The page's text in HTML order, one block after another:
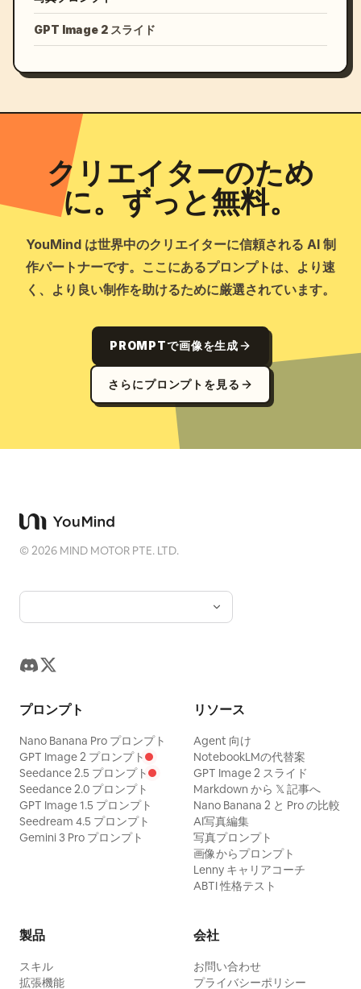
GPT Image 2 スライド
クリエイターのため
に。ずっと無料。
YouMind は世界中のクリエイターに信頼される AI 制
作パートナーです。ここにあるプロンプトは、より速
く、より良い制作を助けるために厳選されています。
PROMPTで画像を生成
さらにプロンプトを見る
©2026 MIND MOTOR PTE. LTD.
プロンプト
Nano Banana Pro プロンプト
GPT Image 2 プロンプト
Seedance 2.5 プロンプト
Seedance 2.0 プロンプト
GPT Image 1.5 プロンプト
Seedream 4.5 プロンプト
Gemini 3 Pro プロンプト
リソース
Agent 向け
NotebookLMの代替案
GPT Image 2 スライド
Markdown から 𝕏 記事へ
Nano Banana 2 と Pro の比較
AI写真編集
写真プロンプト
画像からプロンプト
Lenny キャリアコーチ
ABTI 性格テスト
製品
スキル
拡張機能
会社
お問い合わせ
プライバシーポリシー